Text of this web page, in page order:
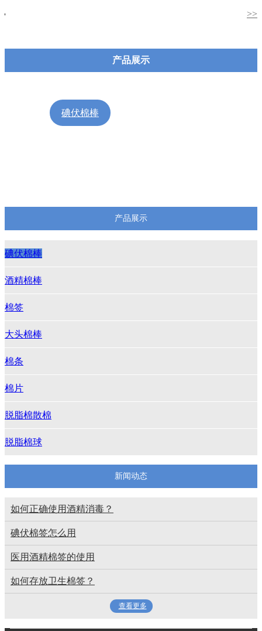
>>
产品展示
碘伏棉棒
产品展示
碘伏棉棒
酒精棉棒
棉签
大头棉棒
棉条
棉片
脱脂棉散棉
脱脂棉球
新闻动态
如何正确使用酒精消毒？
碘伏棉签怎么用
医用酒精棉签的使用
如何存放卫生棉签？
查看更多